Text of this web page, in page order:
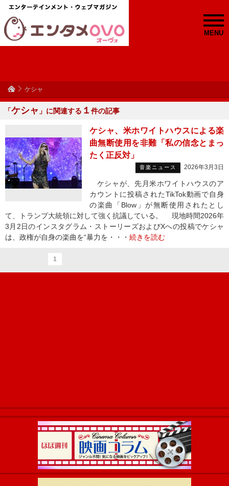
MENU
ケシャ
「ケシャ 」に関連する １ 件の記事
ケシャ、米ホワイトハウスによる楽
曲無断使用を非難「私の信念とまっ
たく正反対」
音楽ニュース 2026年3月3日
ケシャが、先月米ホワイトハウスのア
カウントに投稿されたTikTok動画で自身
の楽曲「Blow」が無断使用されたとし
て、トランプ大統領に対して強く抗議している。 現地時間2026年
3月2日のインスタグラム・ストーリーズおよびXへの投稿でケシャ
は、政権が自身の楽曲を“暴力を・・・ 続きを読む
1